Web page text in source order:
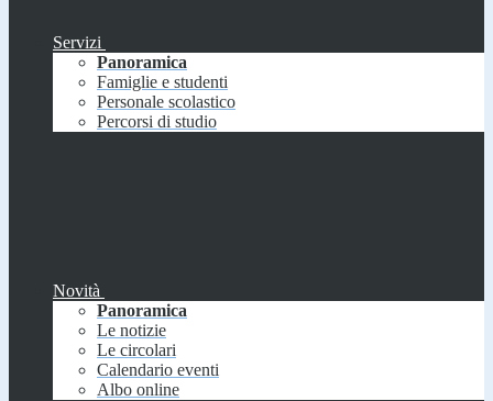
Servizi
Panoramica
Famiglie e studenti
Personale scolastico
Percorsi di studio
Novità
Panoramica
Le notizie
Le circolari
Calendario eventi
Albo online